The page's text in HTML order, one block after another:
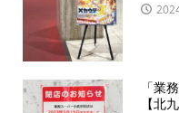
「業
【北